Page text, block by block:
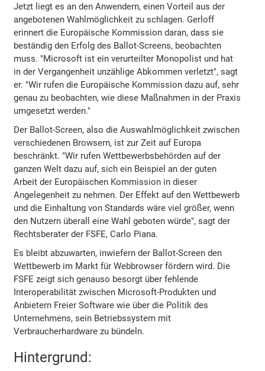
Jetzt liegt es an den Anwendern, einen Vorteil aus der
angebotenen Wahlmöglichkeit zu schlagen. Gerloff
erinnert die Europäische Kommission daran, dass sie
beständig den Erfolg des Ballot-Screens, beobachten
muss. "Microsoft ist ein verurteilter Monopolist und hat
in der Vergangenheit unzählige Abkommen verletzt", sagt
er. "Wir rufen die Europäische Kommission dazu auf, sehr
genau zu beobachten, wie diese Maßnahmen in der Praxis
umgesetzt werden."
Der Ballot-Screen, also die Auswahlmöglichkeit zwischen
verschiedenen Browsern, ist zur Zeit auf Europa
beschränkt. "Wir rufen Wettbewerbsbehörden auf der
ganzen Welt dazu auf, sich ein Beispiel an der guten
Arbeit der Europäischen Kommission in dieser
Angelegenheit zu nehmen. Der Effekt auf den Wettbewerb
und die Einhaltung von Standards wäre viel größer, wenn
den Nutzern überall eine Wahl geboten würde", sagt der
Rechtsberater der FSFE, Carlo Piana.
Es bleibt abzuwarten, inwiefern der Ballot-Screen den
Wettbewerb im Markt für Webbrowser fördern wird. Die
FSFE zeigt sich genauso besorgt über fehlende
Interoperabilität zwischen Microsoft-Produkten und
Anbietern Freier Software wie über die Politik des
Unternehmens, sein Betriebssystem mit
Verbraucherhardware zu bündeln.
Hintergrund: